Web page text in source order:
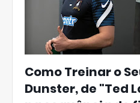
Como Treinar o
Dunster, de "Ted